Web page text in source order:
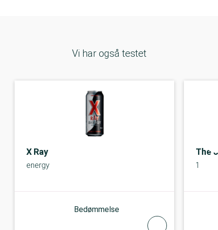
Vi har også testet
X Ray
energy
Bedømmelse
The
1